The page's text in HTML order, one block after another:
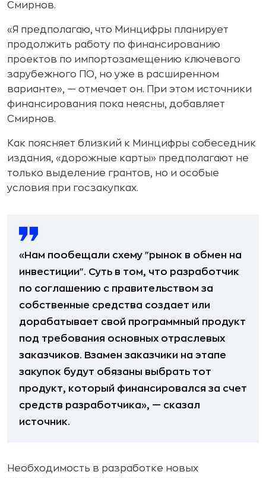
Смирнов.
«Я предполагаю, что Минцифры планирует
продолжить работу по финансированию
проектов по импортозамещению ключевого
зарубежного ПО, но уже в расширенном
варианте», — отмечает он. При этом источники
финансирования пока неясны, добавляет
Смирнов.
Как поясняет близкий к Минцифры собеседник
издания, «дорожные карты» предполагают не
только выделение грантов, но и особые
условия при госзакупках.
«Нам пообещали схему "рынок в обмен на
инвестиции". Суть в том, что разработчик
по соглашению с правительством за
собственные средства создает или
дорабатывает свой программный продукт
под требования основных отраслевых
заказчиков. Взамен заказчики на этапе
закупок будут обязаны выбрать тот
продукт, который финансировался за счет
средств разработчика», — сказал
источник.
Необходимость в разработке новых